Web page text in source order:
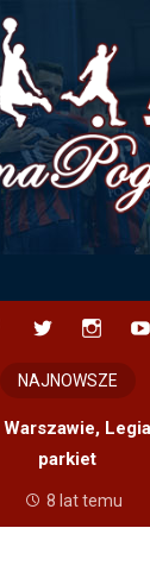
content
NAJNOWSZE
parkiet
8 lat temu